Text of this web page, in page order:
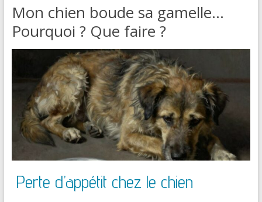
Mon chien boude sa gamelle…
Pourquoi ? Que faire ?
Perte d’appétit chez le chien